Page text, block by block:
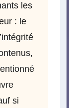
les
: le
si